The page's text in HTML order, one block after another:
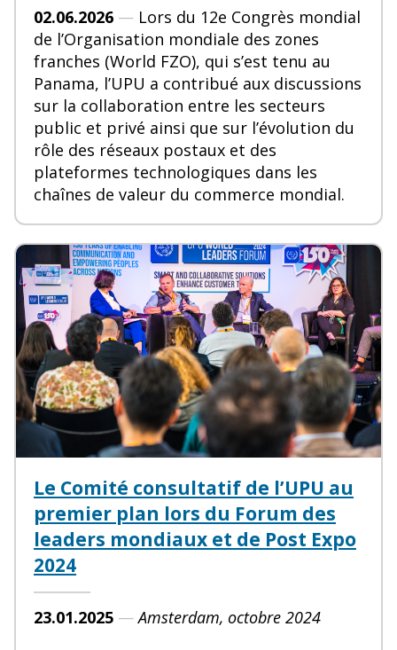
02.06.2026 — Lors du 12e Congrès mondial
de l’Organisation mondiale des zones
franches (World FZO), qui s’est tenu au
Panama, l’UPU a contribué aux discussions
sur la collaboration entre les secteurs
public et privé ainsi que sur l’évolution du
rôle des réseaux postaux et des
plateformes technologiques dans les
chaînes de valeur du commerce mondial.
Le Comité consultatif de l’UPU au
premier plan lors du Forum des
leaders mondiaux et de Post Expo
2024
23.01.2025 —Amsterdam, octobre 2024